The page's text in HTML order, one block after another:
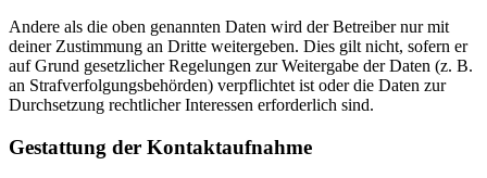
Andere als die oben genannten Daten wird der Betreiber nur mit
deiner Zustimmung an Dritte weitergeben. Dies gilt nicht, sofern er
auf Grund gesetzlicher Regelungen zur Weitergabe der Daten (z. B.
an Strafverfolgungsbehörden) verpflichtet ist oder die Daten zur
Durchsetzung rechtlicher Interessen erforderlich sind.
Gestattung der Kontaktaufnahme